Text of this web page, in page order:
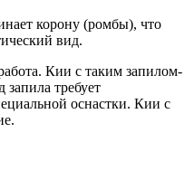
корону (ромбы), что
вид.
Кии с таким запилом-
запила требует
оснастки. Кии с